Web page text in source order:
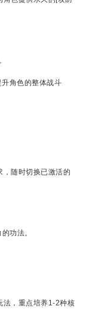
角色的整体战斗
，随时切换已激活的
功法。
法，重点培养1-2种核